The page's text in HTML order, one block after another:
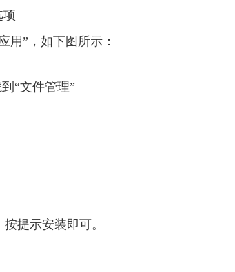
项
用”，如下图所示：
“文件管理”
提示安装即可。